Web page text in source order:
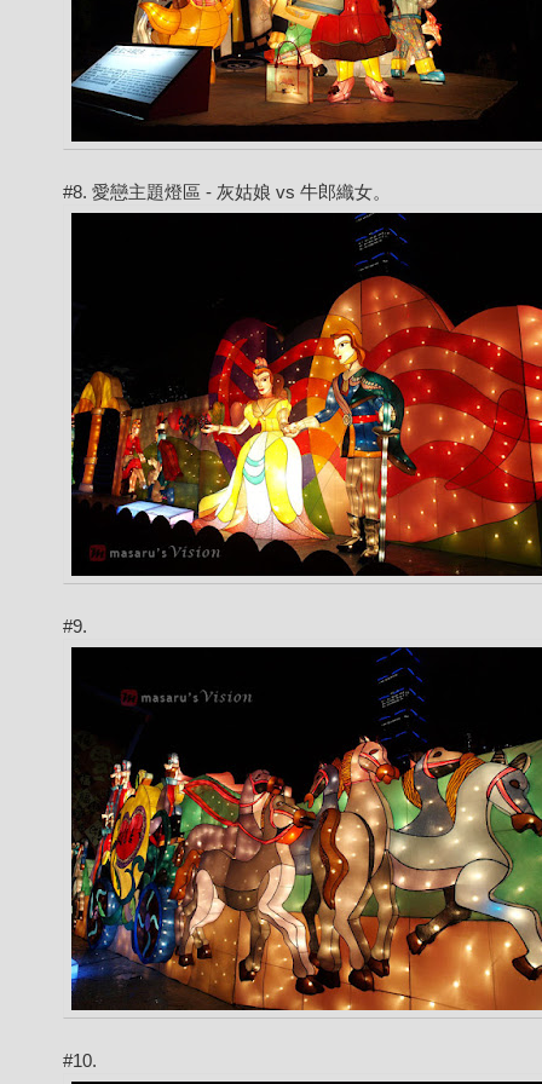
#8. 愛戀主題燈區 - 灰姑娘 vs 牛郎織女。
#9.
#10.